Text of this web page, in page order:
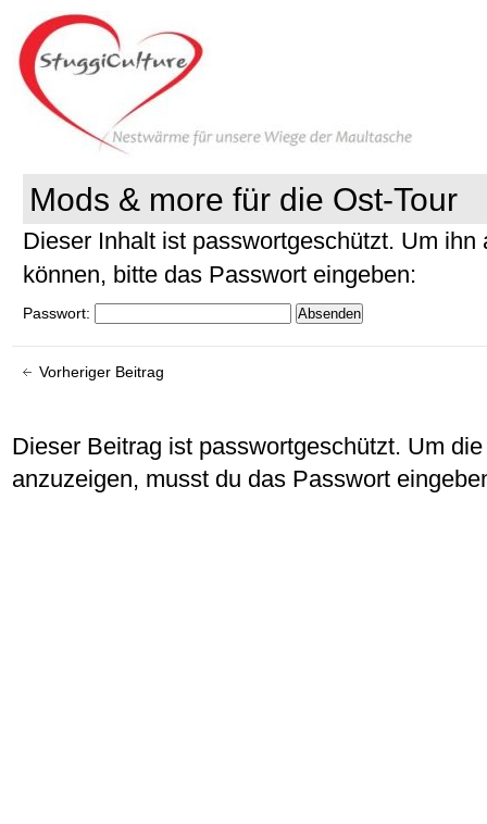
Mods & more für die Ost-Tour
Dieser Inhalt ist passwortgeschützt. Um ihn
können, bitte das Passwort eingeben:
Passwort:
Vorheriger Beitrag
Dieser Beitrag ist passwortgeschützt. Um
anzuzeigen, musst du das Passwort